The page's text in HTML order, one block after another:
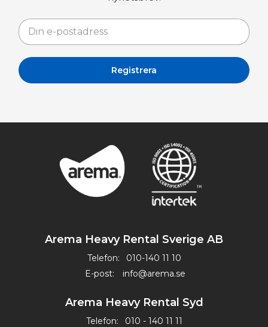
Arema Heavy Rental Sverige AB
Telefon:
010-140 11 10
E-post:
info@arema.se
Arema Heavy Rental Syd
Telefon: 010 - 140 11 11